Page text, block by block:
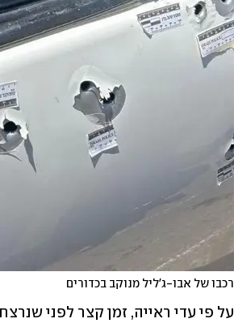
רכבו של אבו-ג'ליל מנוקב בכדורים